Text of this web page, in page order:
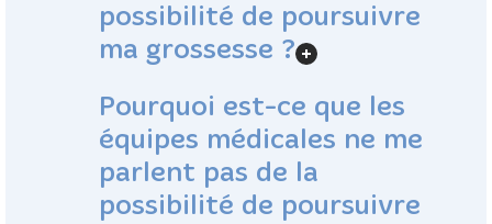
possibilité de poursuivre
ma grossesse ?
Pourquoi est-ce que les
équipes médicales ne me
parlent pas de la
possibilité de poursuivre